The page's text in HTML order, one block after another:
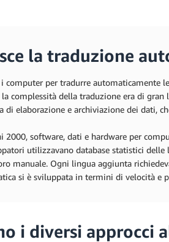
la traduzione
computer per tradurre automaticamente
la complessità della traduzione era di
di elaborazione e archiviazione dei dati,
2000, software, dati e hardware per
utilizzavano database statistici
manuale. Ogni lingua aggiunta
si è sviluppata in termini di velocità e
i diversi approcci